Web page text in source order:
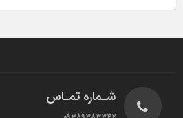
شـماره تمـاس